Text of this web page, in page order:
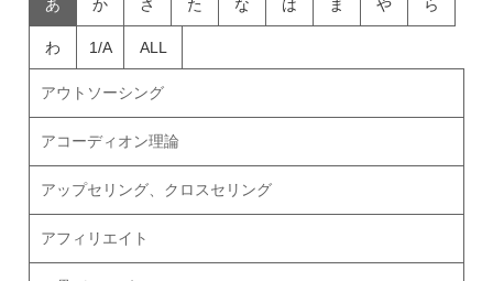
あ か さ た な は ま や ら
わ 1/A ALL
アウトソーシング
アコーディオン理論
アップセリング、クロスセリング
アフィリエイト